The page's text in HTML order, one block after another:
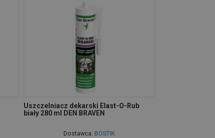
Uszczelniacz dekarski Elast-O-Rub
biały 280 ml DEN BRAVEN
Dostawca: BOSTIK